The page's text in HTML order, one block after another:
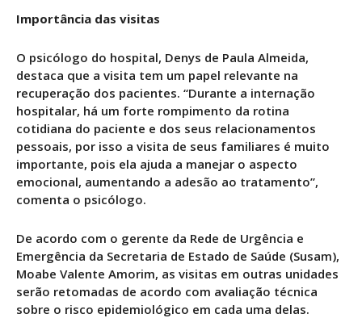
Importância das visitas
O psicólogo do hospital, Denys de Paula Almeida,
destaca que a visita tem um papel relevante na
recuperação dos pacientes. “Durante a internação
hospitalar, há um forte rompimento da rotina
cotidiana do paciente e dos seus relacionamentos
pessoais, por isso a visita de seus familiares é muito
importante, pois ela ajuda a manejar o aspecto
emocional, aumentando a adesão ao tratamento”,
comenta o psicólogo.
De acordo com o gerente da Rede de Urgência e
Emergência da Secretaria de Estado de Saúde (Susam),
Moabe Valente Amorim, as visitas em outras unidades
serão retomadas de acordo com avaliação técnica
sobre o risco epidemiológico em cada uma delas.